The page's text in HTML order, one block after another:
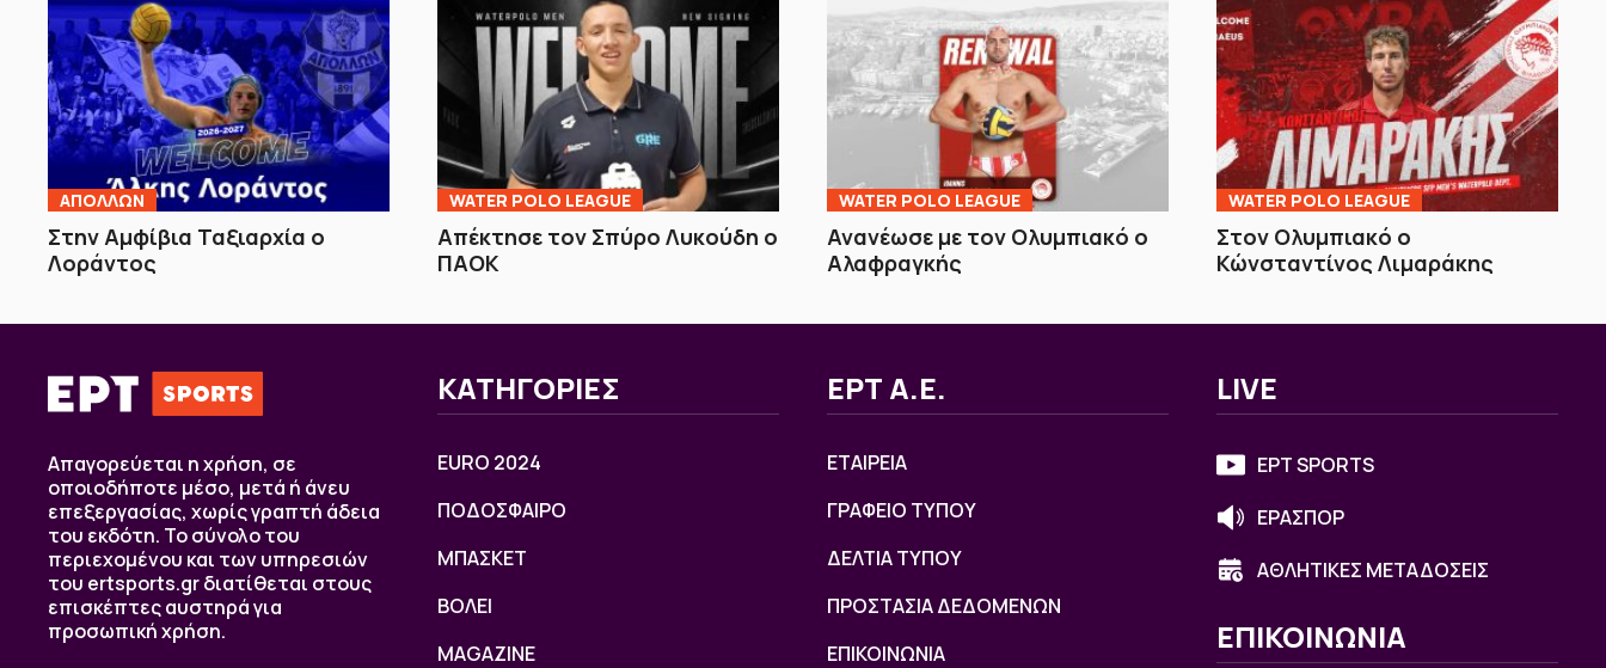
ΑΠΟΛΛΩΝ
Στην Αμφίβια Ταξιαρχία ο
Λοράντος
WATER POLO LEAGUE
Απέκτησε τον Σπύρο Λυκούδη ο
ΠΑΟΚ
WATER POLO LEAGUE
Ανανέωσε με τον Ολυμπιακό ο
Αλαφραγκής
WATER POLO LEAGUE
Στον Ολυμπιακό ο
Κώνσταντίνος Λιμαράκης
Απαγορεύεται η χρήση, σε
οποιοδήποτε μέσο, μετά ή άνευ
επεξεργασίας, χωρίς γραπτή άδεια
του εκδότη. Το σύνολο του
περιεχομένου και των υπηρεσιών
του ertsports.gr διατίθεται στους
επισκέπτες αυστηρά για
προσωπική χρήση.
ΚΑΤΗΓΟΡΙΕΣ
EURO 2024
ΠΟΔΟΣΦΑΙΡΟ
ΜΠΑΣΚΕΤ
ΒOΛΕΙ
MAGAZINE
ΕΡΤ Α.Ε.
ΕΤΑΙΡΕΙΑ
ΓΡΑΦΕΙΟ ΤΥΠΟΥ
ΔΕΛΤΙΑ ΤΥΠΟΥ
ΠΡΟΣΤΑΣΙΑ ΔΕΔΟΜΕΝΩΝ
ΕΠΙΚΟΙΝΩΝΙΑ
LIVE
ΕΡΤ SPORTS
ΕΡΑΣΠΟΡ
ΑΘΛΗΤΙΚΕΣ ΜΕΤΑΔΟΣΕΙΣ
ΕΠΙΚΟΙΝΩΝΙΑ